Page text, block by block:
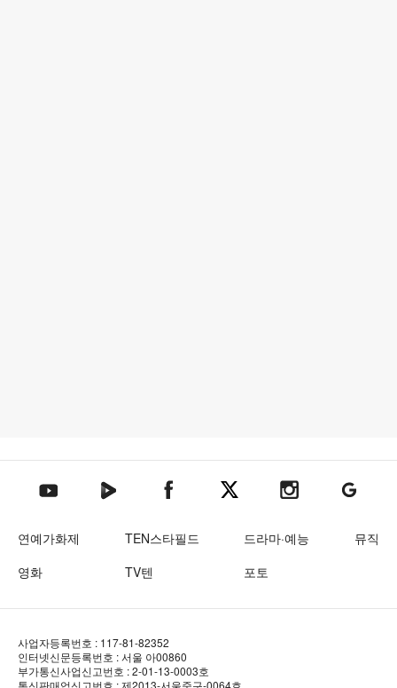
텐아시아 유튜브텐아시아 네이버TV텐아시아 페이스북텐아시아 엑스텐아시아 인스타그램
텐아시아
연예가화제 TEN스타필드 드라마·예능
뮤직
영화
TV텐 포토
사업자등록번호 : 117-81-82352
인터넷신문등록번호 : 서울 아00860
부가통신사업신고번호 : 2-01-13-0003호
통신판매업신고번호 : 제2013-서울중구-0064호